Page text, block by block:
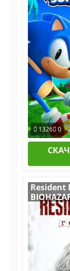
DLCs
1326 0
Resident
Deluxe
v.Build
Пиратка
DLCs